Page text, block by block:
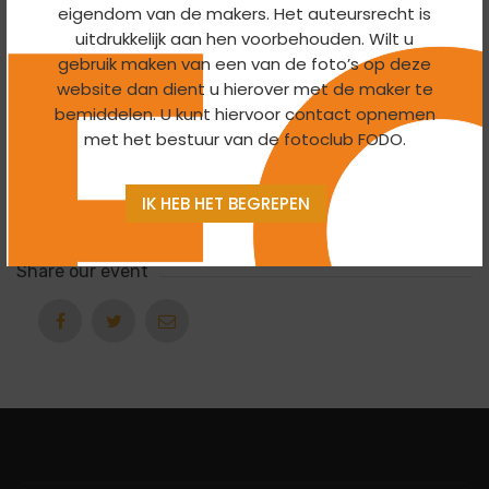
eigendom van de makers. Het auteursrecht is
uitdrukkelijk aan hen voorbehouden. Wilt u
gebruik maken van een van de foto’s op deze
website dan dient u hierover met de maker te
bemiddelen. U kunt hiervoor contact opnemen
met het bestuur van de fotoclub FODO.
IK HEB HET BEGREPEN
19:30 To 22:00 -31 May 2023
Organizer
Themagroep
Google Calendar
Share our event